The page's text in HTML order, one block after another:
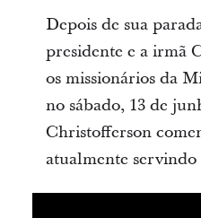
Depois de sua
presidente e a irmã
os missionários da
no sábado, 13 de
Christofferson
atualmente servindo